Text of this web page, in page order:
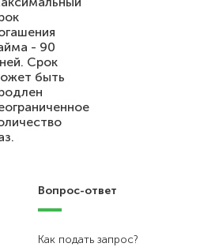
- 90
Срок
быть
Вопрос-ответ
Как подать запрос?